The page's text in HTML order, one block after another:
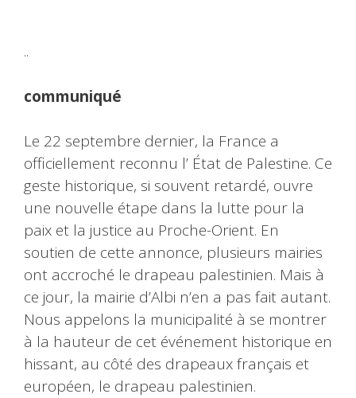
..
communiqué
Le 22 septembre dernier, la France a
officiellement reconnu l’ État de Palestine. Ce
geste historique, si souvent retardé, ouvre
une nouvelle étape dans la lutte pour la
paix et la justice au Proche-Orient. En
soutien de cette annonce, plusieurs mairies
ont accroché le drapeau palestinien. Mais à
ce jour, la mairie d’Albi n’en a pas fait autant.
Nous appelons la municipalité à se montrer
à la hauteur de cet événement historique en
hissant, au côté des drapeaux français et
européen, le drapeau palestinien.